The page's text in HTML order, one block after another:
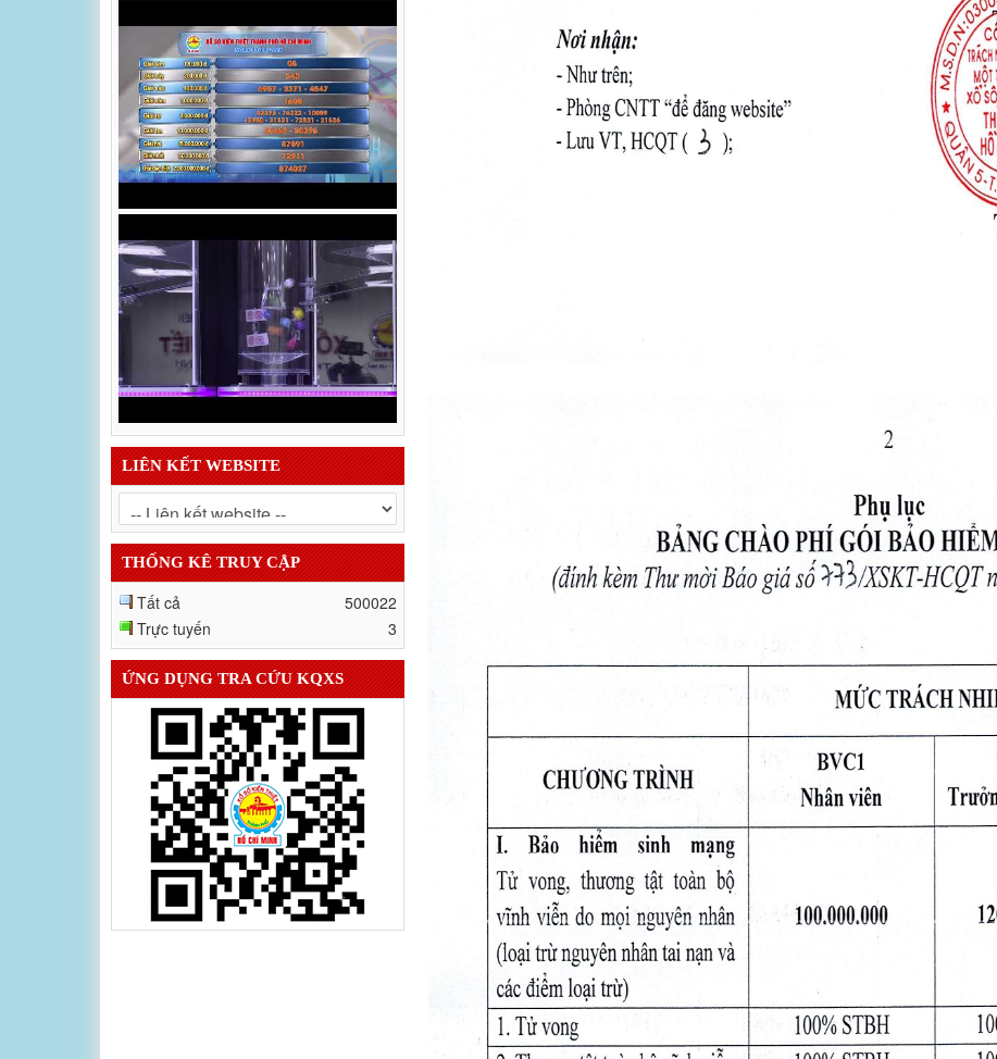
LIÊN KẾT WEBSITE
THỐNG KÊ TRUY CẬP
Tất cả
500022
Trực tuyến
3
ỨNG DỤNG TRA CỨU KQXS